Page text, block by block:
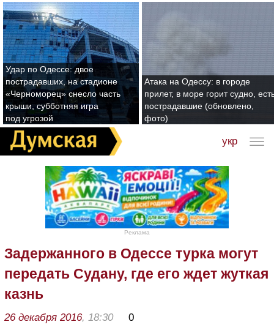
Удар по Одессе: двое
пострадавших, на стадионе
«Черноморец» снесло часть
крыши, субботняя игра
под угрозой
Атака на Одессу: в городе
прилет, в море горит судно,
пострадавшие (обновлено,
фото)
укр
Реклама
Задержанного в Одессе турка могут
передать Судану, где его ждет жуткая
казнь
26 декабря 2016, 18:30 0